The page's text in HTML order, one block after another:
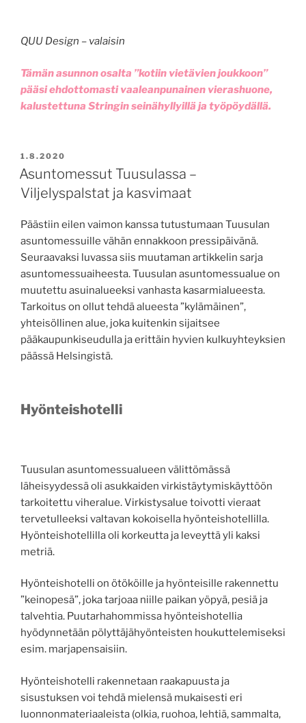
QUU Design – valaisin
Tämän asunnon osalta ”kotiin vietävien joukkoon”
pääsi ehdottomasti vaaleanpunainen vierashuone,
kalustettuna Stringin seinähyllyillä ja työpöydällä.
JULKAISTU
1.8.2020
Asuntomessut Tuusulassa –
Viljelyspalstat ja kasvimaat
Päästiin eilen vaimon kanssa tutustumaan Tuusulan
asuntomessuille vähän ennakkoon pressipäivänä.
Seuraavaksi luvassa siis muutaman artikkelin sarja
asuntomessuaiheesta. Tuusulan asuntomessualue on
muutettu asuinalueeksi vanhasta kasarmialueesta.
Tarkoitus on ollut tehdä alueesta ”kylämäinen”,
yhteisöllinen alue, joka kuitenkin sijaitsee
pääkaupunkiseudulla ja erittäin hyvien kulkuyhteyksien
päässä Helsingistä.
Hyönteishotelli
Tuusulan asuntomessualueen välittömässä
läheisyydessä oli asukkaiden virkistäytymiskäyttöön
tarkoitettu viheralue. Virkistysalue toivotti vieraat
tervetulleeksi valtavan kokoisella hyönteishotellilla.
Hyönteishotellilla oli korkeutta ja leveyttä yli kaksi
metriä.
Hyönteishotelli on ötököille ja hyönteisille rakennettu
”keinopesä”, joka tarjoaa niille paikan yöpyä, pesiä ja
talvehtia. Puutarhahommissa hyönteishotellia
hyödynnetään pölyttäjähyönteisten houkuttelemiseksi
esim. marjapensaisiin.
Hyönteishotelli rakennetaan raakapuusta ja
sisustuksen voi tehdä mielensä mukaisesti eri
luonnonmateriaaleista (olkia, ruohoa, lehtiä, sammalta,